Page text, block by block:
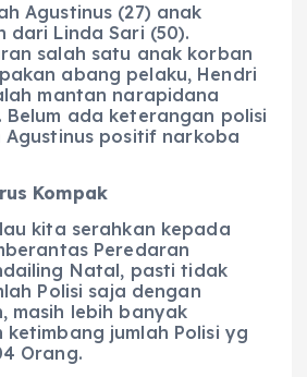
Agustinus (27) anak
dari Linda Sari (50).
salah satu anak korban
abang pelaku, Hendri
mantan narapidana
Belum ada keterangan polisi
positif narkoba
Kompak
kita serahkan kepada
Peredaran
Natal, pasti tidak
Polisi saja dengan
masih lebih banyak
ketimbang jumlah Polisi yg
Orang.